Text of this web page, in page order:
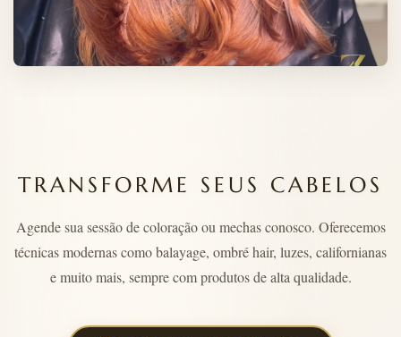
TRANSFORME SEUS CABELOS
Agende sua sessão de coloração ou mechas conosco. Oferecemos
técnicas modernas como balayage, ombré hair, luzes, californianas
e muito mais, sempre com produtos de alta qualidade.